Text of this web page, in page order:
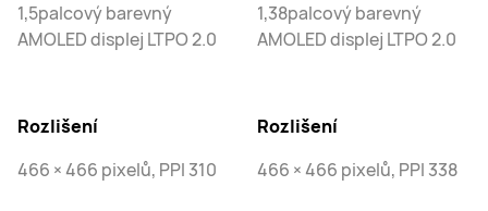
1,5palcový barevný
AMOLED displej LTPO 2.0
Rozlišení
466 × 466 pixelů, PPI 310
1,38palcový barevný
AMOLED displej LTPO 2.0
Rozlišení
466 × 466 pixelů, PPI 338